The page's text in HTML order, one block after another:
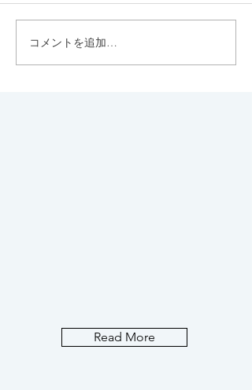
&mealの有機オートミー
コメントを追加…
Read More